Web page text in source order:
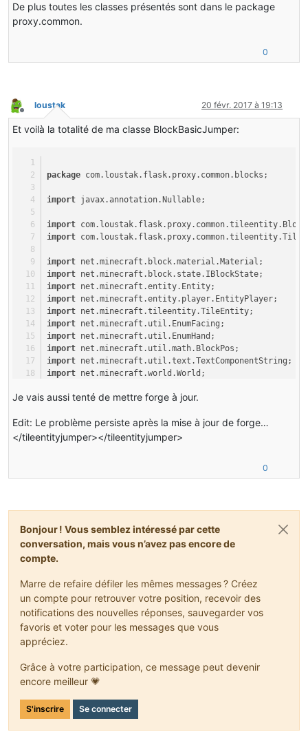
De plus toutes les classes présentés sont dans le package
proxy.common.
0
Hors-ligne
loustak 20 févr. 2017 à 19:13
Et voilà la totalité de ma classe BlockBasicJumper:
package com.loustak.flask.proxy.common.blocks;
import javax.annotation.Nullable;
import
import
import net.minecraft.block.material.Material;
import net.minecraft.block.state.IBlockState;
import net.minecraft.entity.Entity;
import net.minecraft.entity.player.EntityPlayer;
import net.minecraft.tileentity.TileEntity;
import net.minecraft.util.EnumFacing;
import net.minecraft.util.EnumHand;
import net.minecraft.util.math.BlockPos;
import net.minecraft.util.text.TextComponentString;
import net.minecraft.world.World;
public class BlockBasicJumper extends
public BlockBasicJumper() {
super(Material.IRON, "basic_jumper"
public void onEntityWalk(World world, BlockPos pos,
if (!world.isRemote) {
TileEntity tile = getTileEntity(world, pos);
TileEntityJumper tileJumper =
entity.motionY += tileJumper.getJump();
System.out.println(tileJumper.getJump());
System.out.println(entity);
}
}
@Override
public void onFallenUpon
// Remove fall damage
Je vais aussi tenté de mettre forge à jour.
Edit: Le problème persiste après la mise à jour de forge…
</tileentityjumper></tileentityjumper>
0
Bonjour ! Vous semblez intéressé par cette
conversation, mais vous n’avez pas encore de
compte.
Marre de refaire défiler les mêmes messages ? Créez
un compte pour retrouver votre position, recevoir des
notifications des nouvelles réponses, sauvegarder vos
favoris et voter pour les messages que vous
appréciez.
Grâce à votre participation, ce message peut devenir
encore meilleur 💗
S'inscrire Se connecter